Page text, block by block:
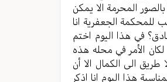
المحرمة الا يمكن
للمحكمة الجعفرية انا
في هذا اليوم اختم
الأمر في محله هذه
الى الكمال الا أن
هذا اليوم انا اذكر